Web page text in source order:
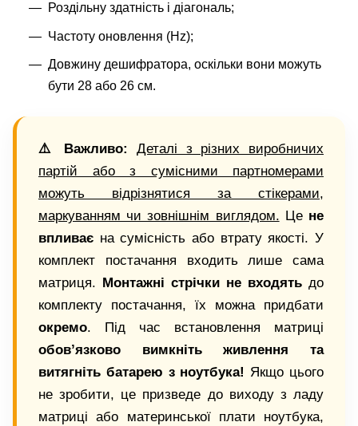
Роздільну здатність і діагональ;
Частоту оновлення (Hz);
Довжину дешифратора, оскільки вони можуть
бути 28 або 26 см.
⚠️ Важливо:
Деталі з різних виробничих
партій або з сумісними партномерами
можуть відрізнятися за стікерами,
маркуванням чи зовнішнім виглядом. Це не
впливає на сумісність або втрату якості. У
комплект постачання входить лише сама
матриця. Монтажні стрічки не входять до
комплекту постачання, їх можна придбати
окремо. Під час встановлення матриці
обов’язково вимкніть живлення та
витягніть батарею з ноутбука! Якщо цього
не зробити, це призведе до виходу з ладу
матриці або материнської плати ноутбука,